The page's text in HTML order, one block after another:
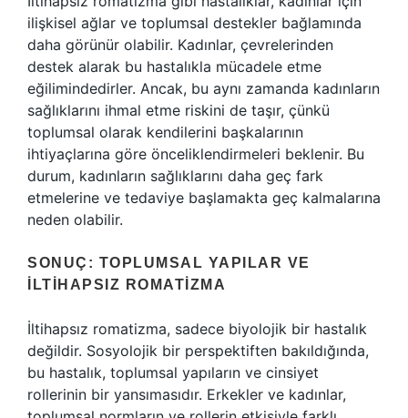
ilişkisel ağlar ve toplumsal destekler bağlamında
daha görünür olabilir. Kadınlar, çevrelerinden
destek alarak bu hastalıkla mücadele etme
eğilimindedirler. Ancak, bu aynı zamanda kadınların
sağlıklarını ihmal etme riskini de taşır, çünkü
toplumsal olarak kendilerini başkalarının
ihtiyaçlarına göre önceliklendirmeleri beklenir. Bu
durum, kadınların sağlıklarını daha geç fark
etmelerine ve tedaviye başlamakta geç kalmalarına
neden olabilir.
SONUÇ: TOPLUMSAL YAPILAR VE
İLTIHAPSIZ ROMATIZMA
İltihapsız romatizma, sadece biyolojik bir hastalık
değildir. Sosyolojik bir perspektiften bakıldığında,
bu hastalık, toplumsal yapıların ve cinsiyet
rollerinin bir yansımasıdır. Erkekler ve kadınlar,